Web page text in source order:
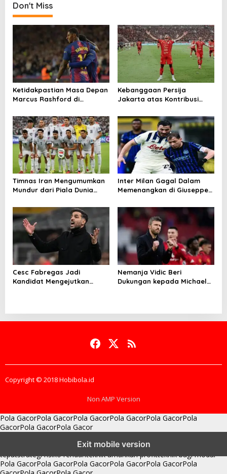
Don't Miss
Ketidakpastian Masa Depan
Marcus Rashford di
Kebanggaan Persija
Jakarta atas Kontribusi
Timnas Iran Mengumumkan
Mundur dari Piala Dunia
Inter Milan Gagal Dalam
Memenangkan di Giuseppe
Cesc Fabregas Jadi
Kandidat Mengejutkan
Nemanja Vidic Beri
Dukungan kepada Michael
Copyright © 2018 Hobibola.id
Non AMP Version
Pola GacorPola GacorPola GacorPola GacorPola GacorPola
GacorPola GacorPola Gacor
Exit mobile version
rasio bayaran super sic bostrategi entry point
tepatstrategi risiko rendahteknik amankan profitteknik bagi modal
Pola GacorPola GacorPola GacorPola GacorPola GacorPola